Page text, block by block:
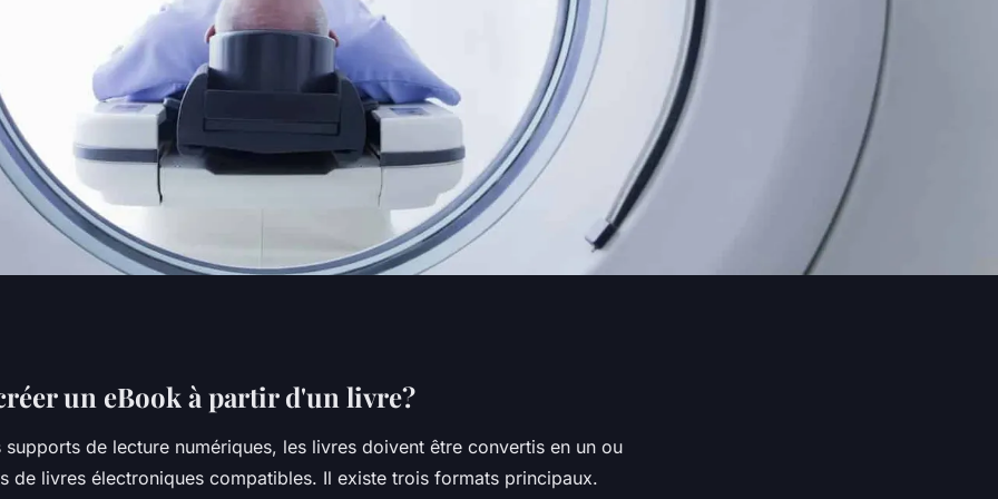
un eBook à partir d'un livre?
supports de lecture numériques, les livres doivent être convertis en un ou
de livres électroniques compatibles. Il existe trois formats principaux.